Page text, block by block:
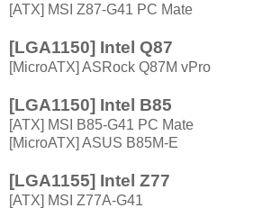
[ATX] MSI Z87-G41 PC Mate
[LGA1150] Intel Q87
[MicroATX] ASRock Q87M vPro
[LGA1150] Intel B85
[ATX] MSI B85-G41 PC Mate
[MicroATX] ASUS B85M-E
[LGA1155] Intel Z77
[ATX] MSI Z77A-G41